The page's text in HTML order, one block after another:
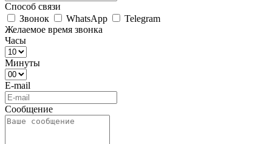
Способ связи
Звонок
WhatsApp
Telegram
Желаемое время звонка
Часы
Минуты
E-mail
Сообщение